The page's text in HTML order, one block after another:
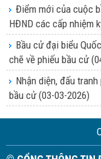
Điểm mới của cuộc
HĐND các cấp nhiệm
Bầu cử đại biểu
chẽ về phiếu bầu cử
Nhận diện, đấu
bầu cử(03-03-2026)